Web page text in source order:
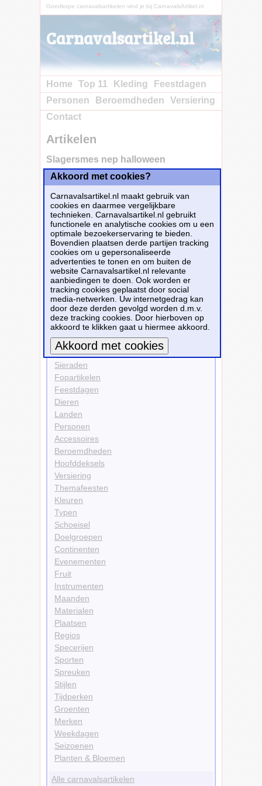
Goedkope carnavalsartikelen vind je bij CarnavalsArtikel.nl
Carnavalsartikel.nl
Home Top 11 Kleding
Feestdagen
Personen
Beroemdheden
Versiering
Contact
Artikelen
Slagersmes nep halloween
Koop nu bij e-
Carnavalskleding.nl voor slechts€ 4.95!
Dit carnavalsartikelSlagersmes nep
halloweenis te bestellen bijE-
Carnavalskleding.nlvoor€ 4,95.
Bestellen
Themafeesten
Halloween
Bekijk alle carnavalsartikelen
Carnavalsartikelen
Kleding
Sieraden
Fopartikelen
Feestdagen
Dieren
Landen
Personen
Accessoires
Beroemdheden
Hoofddeksels
Versiering
Themafeesten
Kleuren
Typen
Schoeisel
Doelgroepen
Continenten
Evenementen
Fruit
Instrumenten
Maanden
Materialen
Plaatsen
Regios
Specerijen
Sporten
Spreuken
Stijlen
Tijdperken
Groenten
Merken
Weekdagen
Seizoenen
Planten & Bloemen
Alle carnavalsartikelen
Akkoord met cookies?
Carnavalsartikel.nl maakt gebruik van
cookies en daarmee vergelijkbare
technieken. Carnavalsartikel.nl gebruikt
functionele en analytische cookies om u een
optimale bezoekerservaring te bieden.
Bovendien plaatsen derde partijen tracking
cookies om u gepersonaliseerde
advertenties te tonen en om buiten de
website Carnavalsartikel.nl relevante
aanbiedingen te doen. Ook worden er
tracking cookies geplaatst door social
media-netwerken. Uw internetgedrag kan
door deze derden gevolgd worden d.m.v.
deze tracking cookies. Door hierboven op
akkoord te klikken gaat u hiermee akkoord.
Meer informatie